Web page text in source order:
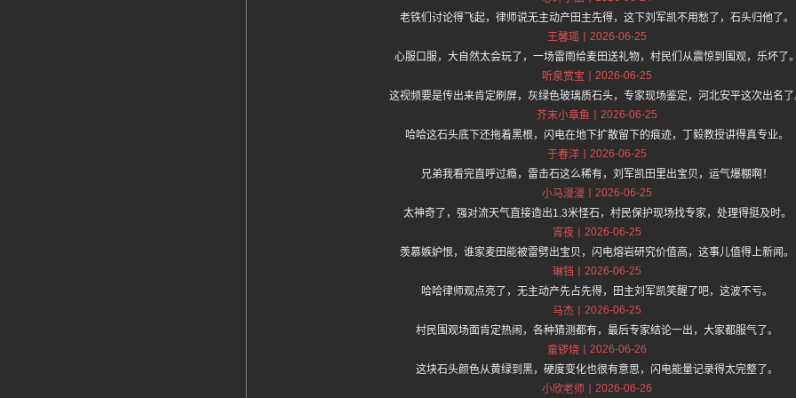
老铁们讨论得飞起，律师说无主动产田主先得，这下刘军凯不用愁了，石头归他了。
王馨瑶
2026-06-25
心服口服，大自然太会玩了，一场雷雨给麦田送礼物，村民们从震惊到围观，乐坏了
听泉赏宝
2026-06-25
这视频要是传出来肯定刷屏，灰绿色玻璃质石头，专家现场鉴定，河北安平这次出名
芥末小章鱼
2026-06-25
哈哈这石头底下还拖着黑根，闪电在地下扩散留下的痕迹，丁毅教授讲得真专业。
于春洋
2026-06-25
兄弟我看完直呼过瘾，雷击石这么稀有，刘军凯田里出宝贝，运气爆棚啊！
小马漫漫
2026-06-25
太神奇了，强对流天气直接造出1.3米怪石，村民保护现场找专家，处理得挺及时。
宵夜
2026-06-25
羡慕嫉妒恨，谁家麦田能被雷劈出宝贝，闪电熔岩研究价值高，这事儿值得上新闻。
琳铛
2026-06-25
哈哈律师观点亮了，无主动产先占先得，田主刘军凯笑醒了吧，这波不亏。
马杰
2026-06-25
村民围观场面肯定热闹，各种猜测都有，最后专家结论一出，大家都服气了。
童锣烧
2026-06-26
这块石头颜色从黄绿到黑，硬度变化也很有意思，闪电能量记录得太完整了。
小欣老师
2026-06-26